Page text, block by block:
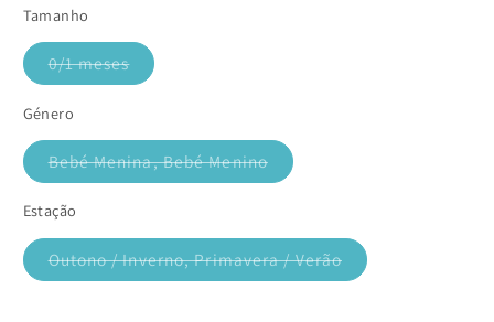
Tamanho
0/1 meses
Variante
Género
Bebé Menina, Bebé Menino
Estação
Outono / Inverno, Primavera / Verão